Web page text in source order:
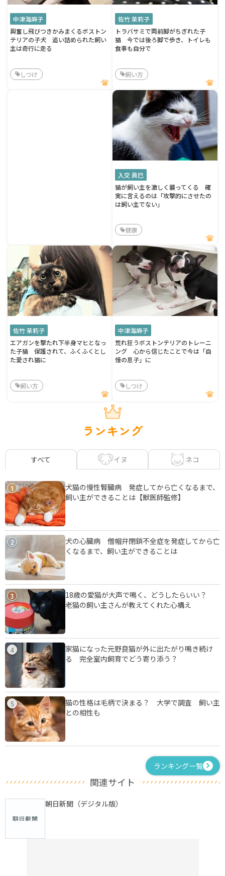
中津海麻子
興奮し飛びつきかみまくるボストン
テリアの子犬 追い詰められた飼い
主は奇行に走る
しつけ
佐竹 茉莉子
トラバサミで両前脚がちぎれた子
猫 今では後ろ脚で歩き、トイレも
食事も自分で
飼い方
入交 眞巳
猫が飼い主を激しく襲ってくる 確
実に言えるのは「攻撃的にさせたの
は飼い主でない」
健康
佐竹 茉莉子
エアガンを撃たれ下半身マヒとなっ
た子猫 保護されて、ふくふくとし
た愛され猫に
飼い方
中津海麻子
荒れ狂うボストンテリアのトレーニ
ング 心から信じたことで今は「自
慢の息子」に
しつけ
ランキング
すべて イヌ ネコ
1
犬猫の慢性腎臓病 発症してから亡くなるまで、
飼い主ができることは【獣医師監修】
2
犬の心臓病 僧帽弁閉鎖不全症を発症してから亡
くなるまで、飼い主ができることは
3
18歳の愛猫が大声で鳴く、どうしたらいい？
老猫の飼い主さんが教えてくれた心構え
4
家猫になった元野良猫が外に出たがり鳴き続け
る 完全室内飼育でどう寄り添う？
5
猫の性格は毛柄で決まる？ 大学で調査 飼い主
との相性も
ランキング一覧
関連サイト
朝日新聞（デジタル版）